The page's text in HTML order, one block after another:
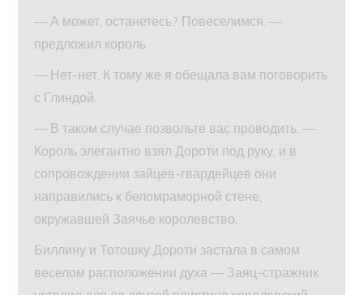
— А может, останетесь? Повеселимся. —
предложил король.
— Нет-нет. К тому же я обещала вам поговорить
с Глиндой.
— В таком случае позвольте вас проводить. —
Король элегантно взял Дороти под руку, и в
сопровождении зайцев-гвардейцев они
направились к беломраморной стене,
окружавшей Заячье королевство.
Биллину и Тотошку Дороти застала в самом
веселом расположении духа — Заяц-стражник